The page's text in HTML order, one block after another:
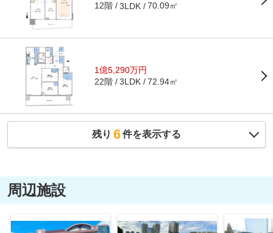
12階 3LDK 70.09㎡
1億5,290万円
22階 3LDK 72.94㎡
残り 6件を表示する
周辺施設